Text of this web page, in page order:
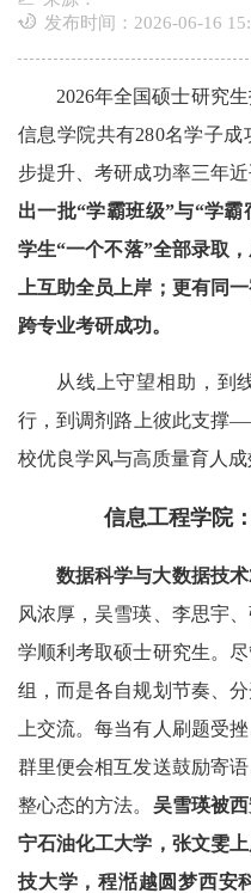
发布时间：2026-06-16
2026年全国硕士研究
信息学院共有280名学子
步提升、考研成功率三年近
出一批“学霸班级”与“学霸
学生“一个不落”全部录取
上互助全员上岸 ； 更有同
跨专业考研成功。
从线上守望相助，到
行，到调剂路上彼此支撑
校优良学风与高质量育人成
信息工程学院
数据科学与大数据技术
风浓厚，吴雪瑛、李思宇
学顺利考取硕士研究生。
组，而是各自规划节奏、
上交流。每当有人刷题受
群里便会相互发送鼓励寄
整心态的方法。 吴雪瑛被
宁石油化工大学，张文雯
技大学，程湉越圆梦西安